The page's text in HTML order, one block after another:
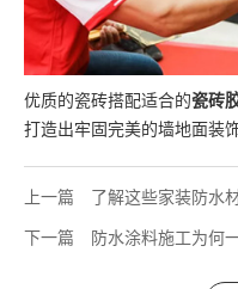
优质的瓷砖搭配适合的瓷砖
打造出牢固完美的墙地面装饰
上一篇 了解这些家装防水
下一篇 防水涂料施工为何